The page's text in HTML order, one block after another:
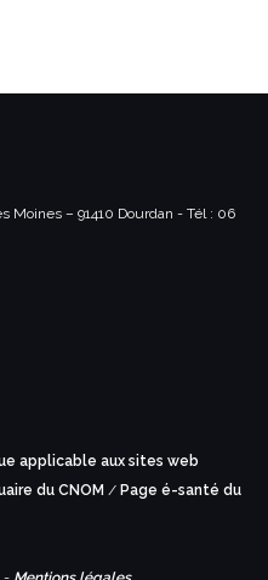
Moines – 91410 Dourdan - Tél : 06
applicable aux sites web
du CNOM / Page é-santé du